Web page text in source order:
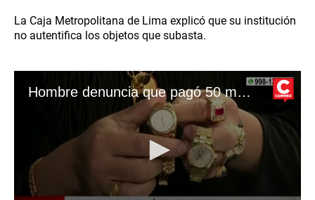
La Caja Metropolitana de Lima explicó que su institución
no autentifica los objetos que subasta.
Hombre denuncia que pagó 50 mil soles por dos Rólex falsos